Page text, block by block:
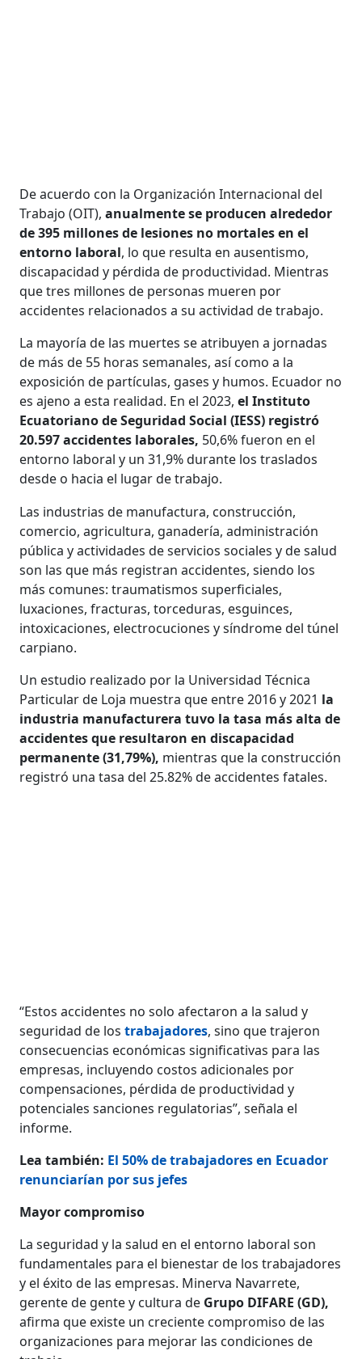
De acuerdo con la Organización Internacional del
Trabajo (OIT),anualmente se producen alrededor
de 395 millones de lesiones no mortales en el
entorno laboral, lo que resulta en ausentismo,
discapacidad y pérdida de productividad. Mientras
que tres millones de personas mueren por
accidentes relacionados a su actividad de trabajo.
La mayoría de las muertes se atribuyen a jornadas
de más de 55 horas semanales, así como a la
exposición de partículas, gases y humos. Ecuador no
es ajeno a esta realidad. En el 2023,el Instituto
Ecuatoriano de Seguridad Social (IESS) registró
20.597 accidentes laborales, 50,6% fueron en el
entorno laboral y un 31,9% durante los traslados
desde o hacia el lugar de trabajo.
Las industrias de manufactura, construcción,
comercio, agricultura, ganadería, administración
pública y actividades de servicios sociales y de salud
son las que más registran accidentes, siendo los
más comunes: traumatismos superficiales,
luxaciones, fracturas, torceduras, esguinces,
intoxicaciones, electrocuciones y síndrome del túnel
carpiano.
Un estudio realizado por la Universidad Técnica
Particular de Loja muestra que entre 2016 y 2021 la
industria manufacturera tuvo la tasa más alta de
accidentes que resultaron en discapacidad
permanente (31,79%), mientras que la construcción
registró una tasa del 25.82% de accidentes fatales.
“Estos accidentes no solo afectaron a la salud y
seguridad de lostrabajadores, sino que trajeron
consecuencias económicas significativas para las
empresas, incluyendo costos adicionales por
compensaciones, pérdida de productividad y
potenciales sanciones regulatorias”, señala el
informe.
Lea también: El 50% de trabajadores en Ecuador
renunciarían por sus jefes
Mayor compromiso
La seguridad y la salud en el entorno laboral son
fundamentales para el bienestar de los trabajadores
y el éxito de las empresas. Minerva Navarrete,
gerente de gente y cultura de Grupo DIFARE (GD),
afirma que existe un creciente compromiso de las
organizaciones para mejorar las condiciones de